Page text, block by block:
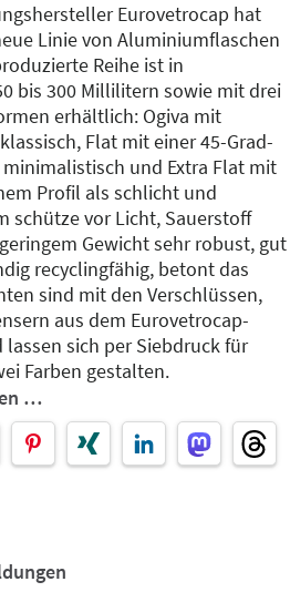
Eurovetrocap hat
Linie von Aluminiumflaschen
Reihe ist in
bis 300 Millilitern sowie mit drei
erhältlich: Ogiva mit
Flat mit einer 45-Grad-
und Extra Flat mit
Profil als schlicht und
schütze vor Licht, Sauerstoff
Gewicht sehr robust, gut
recyclingfähig, betont das
sind mit den Verschlüssen,
aus dem Eurovetrocap-
sich per Siebdruck für
Farben gestalten.
…